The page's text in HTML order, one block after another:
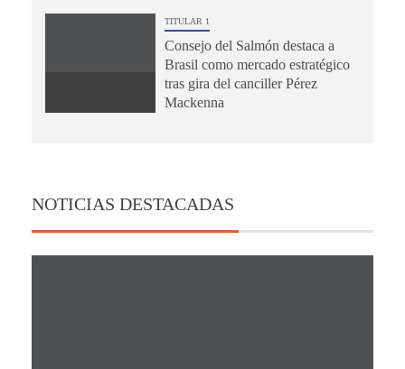
TITULAR 1
Consejo del Salmón destaca a
Brasil como mercado estratégico
tras gira del canciller Pérez
Mackenna
NOTICIAS DESTACADAS